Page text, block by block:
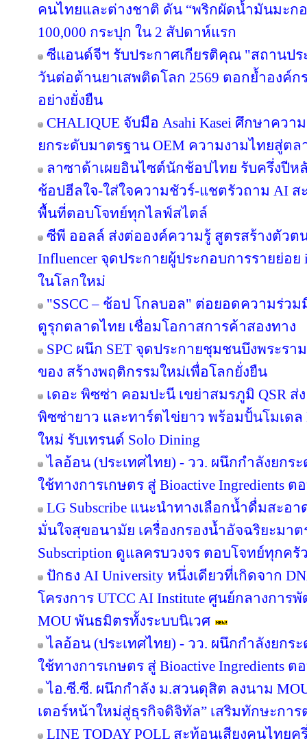
คนไทยและต่างชาติ ดัน “พริกผัดน้ำมันมะก
100,000 กระปุก ใน 2 สัปดาห์แรก
ซีแอนด์จีฯ รับประกาศเกียรติคุณ "สถานป
วันต่อต้านยาเสพติดโลก 2569 ตอกย้ำองค์
อย่างยั่งยืน
CHALIQUE จับมือ Asahi Kasei ศึกษาคว
ยกระดับมาตรฐาน OEM ความงามไทยสู่ตล
ลาซาด้าเผยอินไซต์นักช้อปไทย รับครึ่งปีห
ช้อปฮีลใจ-ใส่ใจความชัวร์-แชตรัวถาม AI
พื้นที่ตอบโจทย์ทุกไลฟ์สไตล์
ซีพี ออลล์ ส่งต่อองค์ความรู้ สูตรสร้างตัวต
Influencer จุดประกายผู้ประกอบการรายย่อ
ในโลกใหม่
"SSCC – ช้อป โกลบอล" ต่อยอดความร่ว
ตูรุกตลาดไทย เชื่อมโอกาสการค้าสองทาง
SPC ผนึก SET จุดประกายชุมชนบึงพระร
ของ สร้างพฤติกรรมใหม่เพื่อโลกยั่งยืน
เดอะ พิซซ่า คอมปะนี เขย่าสมรภูมิ QSR ส่
พิซซ่ายาว และทาร์ตไข่ยาว พร้อมปั้นโมเดล
ใหม่ รับเทรนด์ Solo Dining
ไลอ้อน (ประเทศไทย) - วว. ผนึกกำลังยกร
ใช้ทางการเกษตร สู่ Bioactive Ingredients
LG Subscribe แนะนำทางเลือกน้ำดื่มสะอ
มั่นใจสุขอนามัย เครื่องกรองน้ำอัจฉริยะมา
Subscription ดูแลครบวงจร ตอบโจทย์ทุกครั
ปักธง AI University หนึ่งเดียวที่เกิดจาก
โครงการ UTCC AI Institute ศูนย์กลางกา
MOU พันธมิตรทั้งระบบนิเวศ
ไลอ้อน (ประเทศไทย) - วว. ผนึกกำลังยกร
ใช้ทางการเกษตร สู่ Bioactive Ingredients
ไอ.ซี.ซี. ผนึกกำลัง ม.สวนดุสิต ลงนาม
เตอร์หน้าใหม่สู่ธุรกิจดิจิทัล” เสริมทักษะกา
LINE TODAY POLL สะท้อนเสียงคนไทย